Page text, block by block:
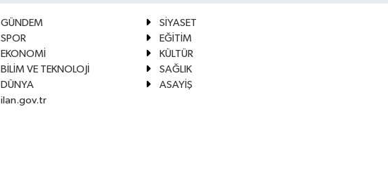
GÜNDEM
SİYASET
SPOR
EĞİTİM
EKONOMİ
KÜLTÜR
BİLİM VE TEKNOLOJİ
SAĞLIK
DÜNYA
ASAYİŞ
ilan.gov.tr